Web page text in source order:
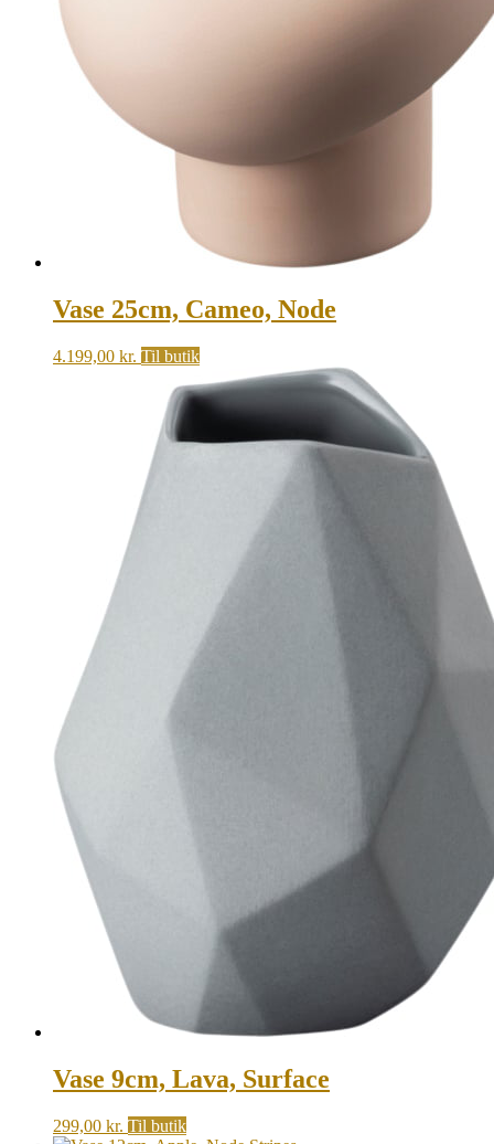
Vase 25cm, Cameo, Node
4.199,00 kr. Til butik
Vase 9cm, Lava, Surface
299,00 kr. Til butik